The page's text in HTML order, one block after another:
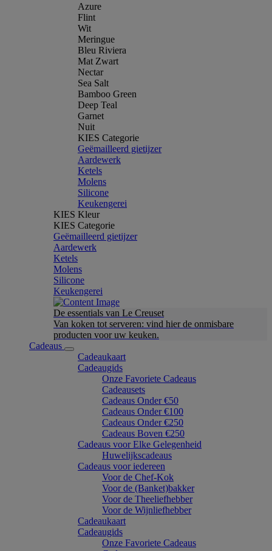
Azure
Flint
Wit
Meringue
Bleu Riviera
Mat Zwart
Nectar
Sea Salt
Bamboo Green
Deep Teal
Garnet
Nuit
KIES Categorie
Geëmailleerd gietijzer
Aardewerk
Ketels
Molens
Silicone
Keukengerei
KIES Kleur
KIES Categorie
Geëmailleerd gietijzer
Aardewerk
Ketels
Molens
Silicone
Keukengerei
De essentials van Le Creuset
Van koken tot serveren: vind hier de onmisbare
producten voor uw keuken.
Cadeaus
Cadeaukaart
Cadeaugids
Onze Favoriete Cadeaus
Cadeausets
Cadeaus Onder €50
Cadeaus Onder €100
Cadeaus Onder €250
Cadeaus Boven €250
Cadeaus voor Elke Gelegenheid
Huwelijkscadeaus
Cadeaus voor iedereen
Voor de Chef-Kok
Voor de (Banket)bakker
Voor de Theeliefhebber
Voor de Wijnliefhebber
Cadeaukaart
Cadeaugids
Onze Favoriete Cadeaus